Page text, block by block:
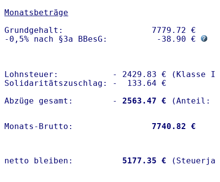
Monatsbeträge
Grundgehalt:                  7779.72 €
-0,5% nach §3a BBesG:          -38.90 €
Lohnsteuer:           - 2429.83 € (Klasse I)
Solidaritätszuschlag: -  133.64 €
Abzüge gesamt:        -
2563.47 €
Monats-Brutto: 7740.82 €
netto bleiben: 5177.35 €